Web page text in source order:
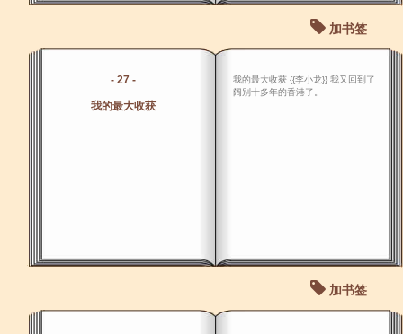
加书签
- 27 -
我的最大收获
我的最大收获 {{李小龙}} 我又回到了
阔别十多年的香港了。
加书签